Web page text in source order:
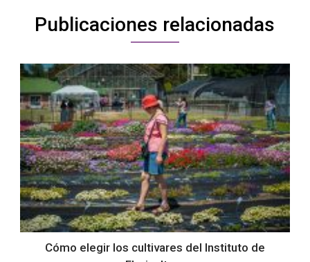
Publicaciones relacionadas
Cómo elegir los cultivares del Instituto de